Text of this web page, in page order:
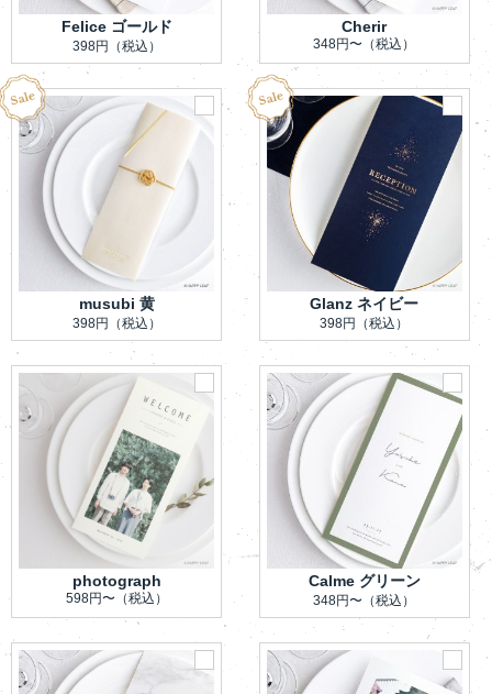
Felice ゴールド
398円 （税込）
Cherir
348円〜 （税込）
musubi 黄
398円 （税込）
Glanz ネイビー
398円 （税込）
photograph
598円〜（税込）
Calme グリーン
348円〜 （税込）